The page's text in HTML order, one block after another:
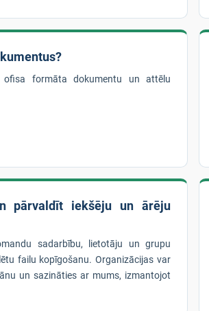
formāta dokumentu un attēlu
pārvaldīt iekšēju un ārēju
sadarbību, lietotāju un grupu
failu kopīgošanu. Organizācijas var
un sazināties ar mums, izmantojot